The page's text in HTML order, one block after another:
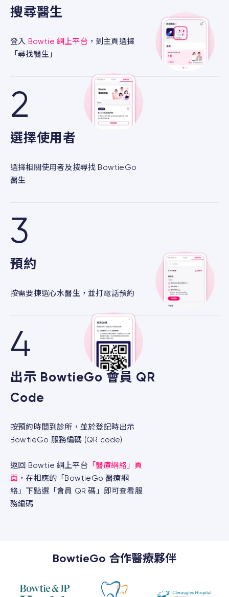
搜尋醫生
登入 Bowtie 網上平台 ，到主頁選擇
「尋找醫生」
2
選擇使用者
選擇相關使用者及按尋找 BowtieGo
醫生
3
預約
按需要揀選心水醫生，並打電話預約
4
出示 BowtieGo 會員 QR
Code
按預約時間到診所，並於登記時出示
BowtieGo 服務編碼 (QR code)
返回 Bowtie 網上平台 「醫療網絡」頁
面 ，在相應的「BowtieGo 醫療網
絡」下點選「會員 QR 碼」即可查看服
務編碼
BowtieGo 合作醫療夥伴